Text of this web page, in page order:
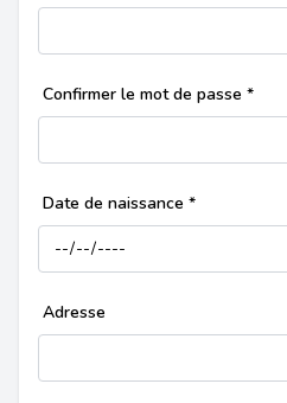
Confirmer le mot de passe *
Date de naissance *
Adresse